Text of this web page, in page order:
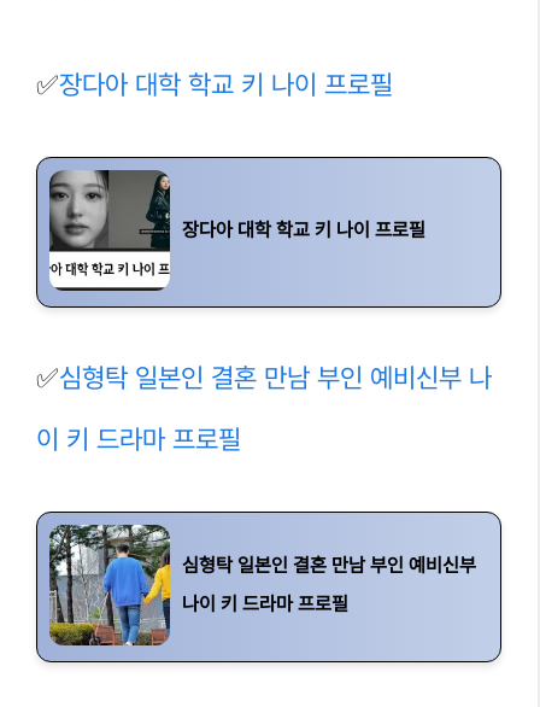
✅장다아 대학 학교 키 나이 프로필
장다아 대학 학교 키 나이 프로필
✅심형탁 일본인 결혼 만남 부인 예비신부 나
이 키 드라마 프로필
심형탁 일본인 결혼 만남 부인 예비신부
나이 키 드라마 프로필